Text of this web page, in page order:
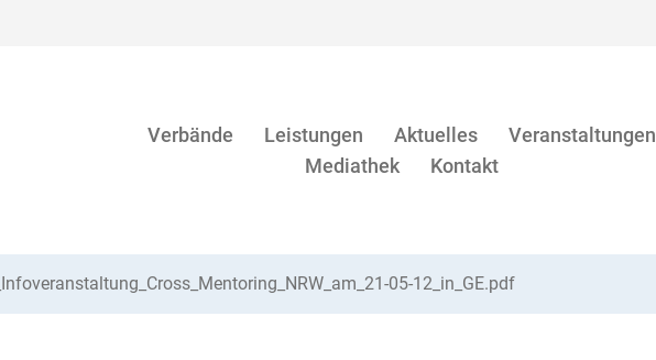
Verbände Leistungen Aktuelles
Veranstaltungen
Mediathek
Kontakt
05-12_in_GE.pdf